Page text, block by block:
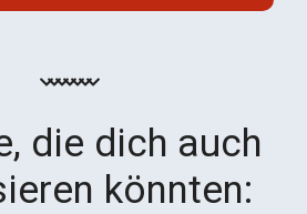
die dich auch
könnten: